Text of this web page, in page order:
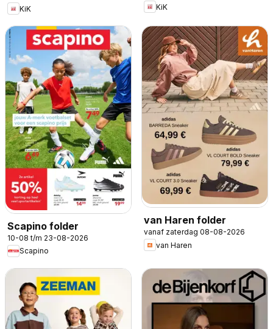
KiK
KiK
Scapino folder
10-08 t/m 23-08-2026
Scapino
van Haren folder
vanaf zaterdag 08-08-2026
van Haren